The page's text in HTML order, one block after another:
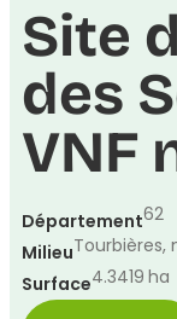
Site
des
VNF
Département62
MilieuTourbières,
Surface4.3419 ha